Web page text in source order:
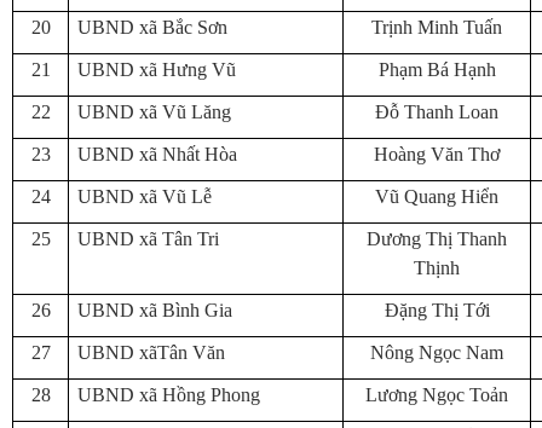
20 UBND xã Bắc Sơn Trịnh Minh Tuấn
21 UBND xã Hưng Vũ Phạm Bá Hạnh
22 UBND xã Vũ Lăng Đỗ Thanh Loan
23 UBND xã Nhất Hòa Hoàng Văn Thơ
24 UBND xã Vũ Lễ Vũ Quang Hiển
25 UBND xã Tân Tri
Dương Thị Thanh
Thịnh
26 UBND xã Bình Gia Đặng Thị Tới
27 UBND xãTân Văn Nông Ngọc Nam
28 UBND xã Hồng Phong Lương Ngọc Toản